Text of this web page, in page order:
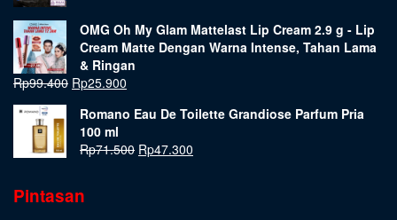
OMG Oh My Glam Mattelast Lip Cream 2.9 g - Lip
Cream Matte Dengan Warna Intense, Tahan Lama
& Ringan
Rp99.400 Rp25.900
Romano Eau De Toilette Grandiose Parfum Pria
100 ml
Rp71.500 Rp47.300
Pintasan